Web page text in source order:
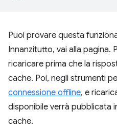
Puoi provare questa
Innanzitutto, vai alla pagina.
ricaricare prima che la
cache. Poi, negli strumenti
connessione offline, e
disponibile verrà pubblicata
cache.